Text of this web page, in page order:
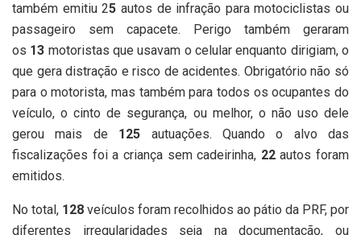
também emitiu 25 autos de infração para motociclistas ou
passageiro sem capacete. Perigo também geraram
os 13 motoristas que usavam o celular enquanto dirigiam, o
que gera distração e risco de acidentes. Obrigatório não só
para o motorista, mas também para todos os ocupantes do
veículo, o cinto de segurança, ou melhor, o não uso dele
gerou mais de 125 autuações. Quando o alvo das
fiscalizações foi a criança sem cadeirinha, 22autos foram
emitidos.
No total, 1 28 veículos foram recolhidos ao pátio da PRF, por
diferentes irregularidades seja na documentação, ou